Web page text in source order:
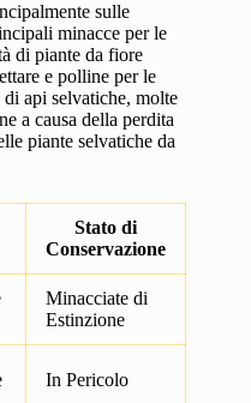
sulle
minacce per le
di piante da fiore
e polline per le
api selvatiche, molte
a causa della perdita
piante selvatiche da
Stato di
Conservazione
Minacciate di
Estinzione
In Pericolo